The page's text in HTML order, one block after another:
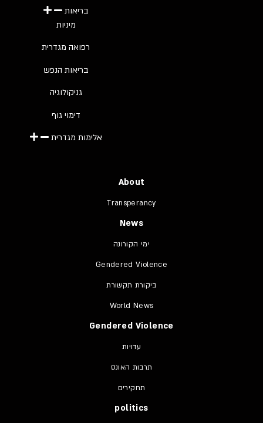
בריאות
מיניות
רפואה מגדרית
בריאות הנפש
גניקולוגיה
דימוי גוף
אלימות מגדרית
About
Transperancy
News
ימי הקורונה
Gendered Violence
ביקורת תקשורת
World News
Gendered Violence
עדויות
תרבות האונס
תחקירים
politics